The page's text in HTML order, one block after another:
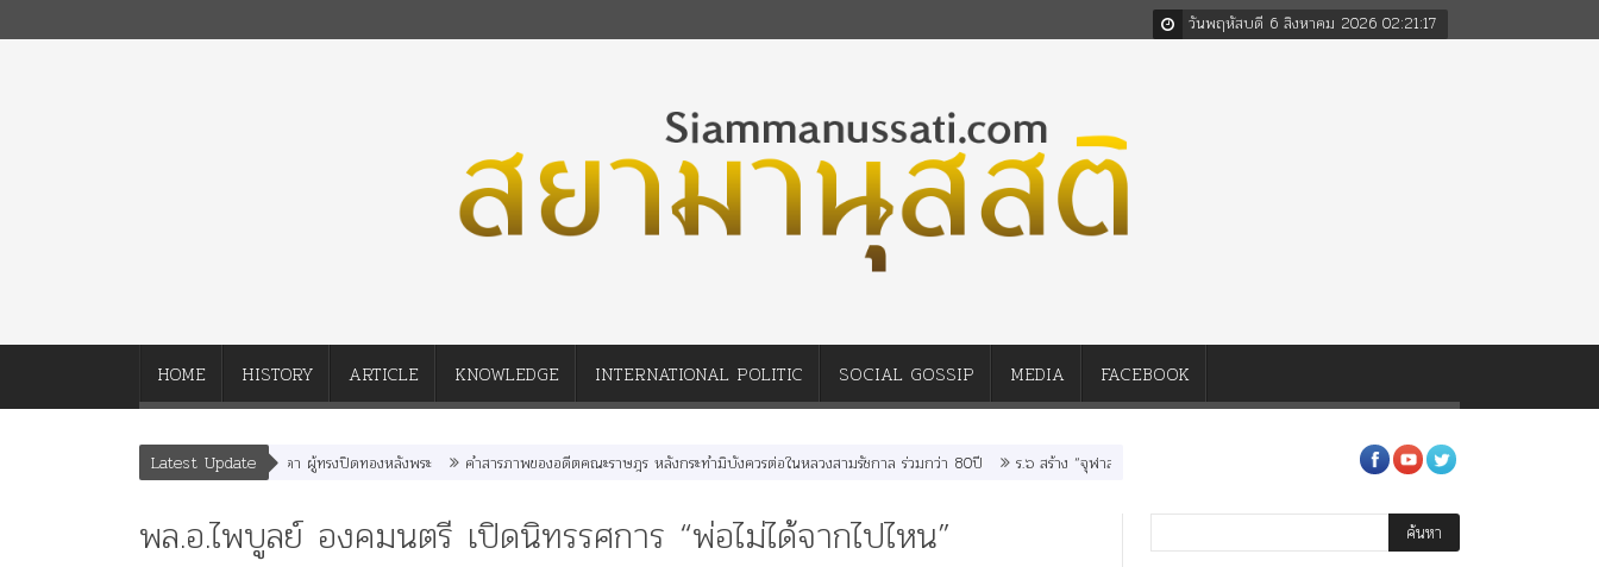
วันพฤหัสบดี 6 สิงหาคม 2026 02:21:18
HOME HISTORY ARTICLE KNOWLEDGE INTERNATIONAL POLITIC SOCIAL GOSSIP MEDIA FACEBOOK
Latest Update
พระราชมารดา ผู้ทรงปิดทองหลังพระ คำสารภาพของอดีตคณะราษฎร หลังกระทำมิบังควรต่อในหลวงสามรัชกาล ร่วมกว่า 80ปี ร.๖ สร้าง “จุฬาลงกรณ์มหาวิทยาลัย” ตามพระราชดำริ ร.๕! ร.๙ ฝากต้นจามจุรีและเพลงไว้เตือนใจ!!
พล.อ.ไพบูลย์ องคมนตรี เปิดนิทรรศการ “พ่อไม่ได้จากไปไหน”